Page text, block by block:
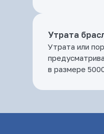
Утрата
Утрата или
в размере